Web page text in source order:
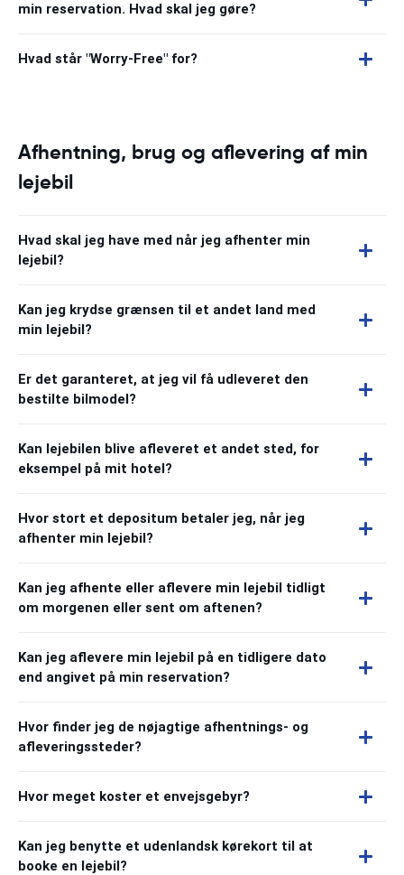
min reservation. Hvad skal jeg gøre?
Hvad står "Worry-Free" for?
Afhentning, brug og aflevering af min
lejebil
Hvad skal jeg have med når jeg afhenter min
lejebil?
Kan jeg krydse grænsen til et andet land med
min lejebil?
Er det garanteret, at jeg vil få udleveret den
bestilte bilmodel?
Kan lejebilen blive afleveret et andet sted, for
eksempel på mit hotel?
Hvor stort et depositum betaler jeg, når jeg
afhenter min lejebil?
Kan jeg afhente eller aflevere min lejebil tidligt
om morgenen eller sent om aftenen?
Kan jeg aflevere min lejebil på en tidligere dato
end angivet på min reservation?
Hvor finder jeg de nøjagtige afhentnings- og
afleveringssteder?
Hvor meget koster et envejsgebyr?
Kan jeg benytte et udenlandsk kørekort til at
booke en lejebil?